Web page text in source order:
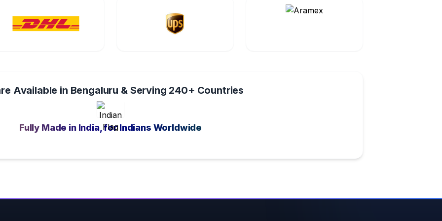
Available in Bengaluru & Serving 240+ Countries
Fully Made in India, for Indians Worldwide